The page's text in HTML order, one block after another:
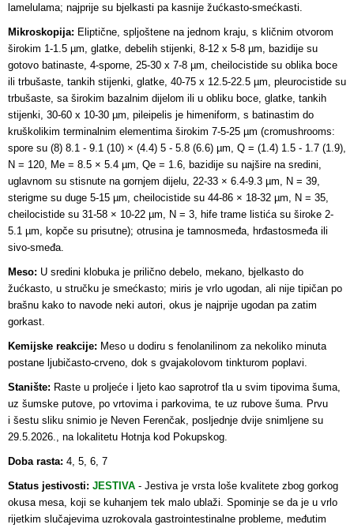
lamelulama; najprije su bjelkasti pa kasnije žućkasto-smećkasti.
Mikroskopija: Eliptične, spljoštene na jednom kraju, s kličnim otvorom
širokim 1-1.5 µm, glatke, debelih stijenki, 8-12 x 5-8 µm, bazidije su
gotovo batinaste, 4-sporne, 25-30 x 7-8 µm, cheilocistide su oblika boce
ili trbušaste, tankih stijenki, glatke, 40-75 x 12.5-22.5 µm, pleurocistide su
trbušaste, sa širokim bazalnim dijelom ili u obliku boce, glatke, tankih
stijenki, 30-60 x 10-30 µm, pileipelis je himeniform, s batinastim do
kruškolikim terminalnim elementima širokim 7-5-25 µm (cromushrooms:
spore su (8) 8.1 - 9.1 (10) × (4.4) 5 - 5.8 (6.6) µm, Q = (1.4) 1.5 - 1.7 (1.9),
N = 120, Me = 8.5 × 5.4 µm, Qe = 1.6, bazidije su najšire na sredini,
uglavnom su stisnute na gornjem dijelu, 22-33 × 6.4-9.3 µm, N = 39,
sterigme su duge 5-15 µm, cheilocistide su 44-86 × 18-32 µm, N = 35,
cheilocistide su 31-58 × 10-22 µm, N = 3, hife trame listića su široke 2-
5.1 µm, kopče su prisutne); otrusina je tamnosmeđa, hrđastosmeđa ili
sivo-smeđa.
Meso: U sredini klobuka je prilično debelo, mekano, bjelkasto do
žućkasto, u stručku je smećkasto; miris je vrlo ugodan, ali nije tipičan po
brašnu kako to navode neki autori, okus je najprije ugodan pa zatim
gorkast.
Kemijske reakcije: Meso u dodiru s fenolanilinom za nekoliko minuta
postane ljubičasto-crveno, dok s gvajakolovom tinkturom poplavi.
Stanište: Raste u proljeće i ljeto kao saprotrof tla u svim tipovima šuma,
uz šumske putove, po vrtovima i parkovima, te uz rubove šuma. Prvu
i šestu sliku snimio je Neven Ferenčak, posljednje dvije snimljene su
29.5.2026., na lokalitetu Hotnja kod Pokupskog.
Doba rasta: 4, 5, 6, 7
Status jestivosti: JESTIVA - Jestiva je vrsta loše kvalitete zbog gorkog
okusa mesa, koji se kuhanjem tek malo ublaži. Spominje se da je u vrlo
rijetkim slučajevima uzrokovala gastrointestinalne probleme, međutim